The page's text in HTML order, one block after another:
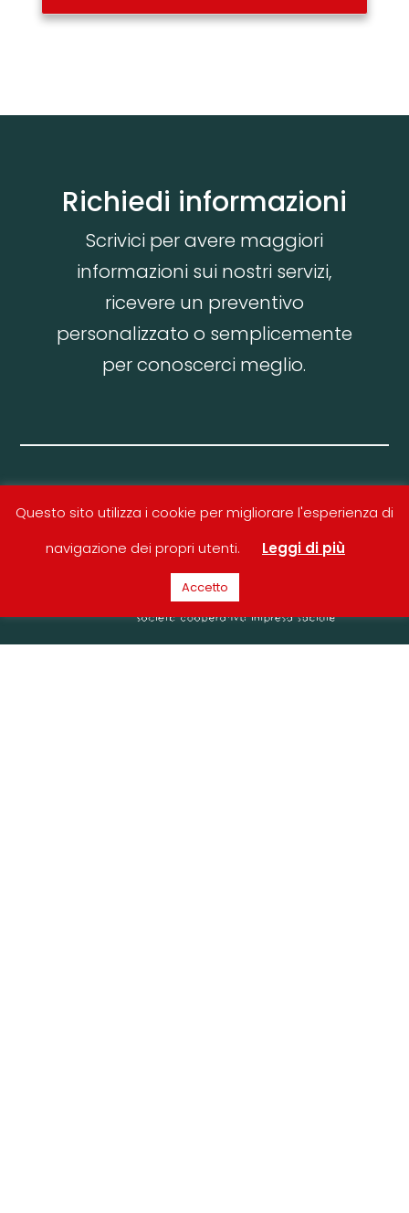
Richiedi informazioni
Scrivici per avere maggiori
informazioni sui nostri servizi,
ricevere un preventivo
personalizzato o semplicemente
per conoscerci meglio.
Questo sito utilizza i cookie per migliorare l'esperienza di
navigazione dei propri utenti.
Leggi di più
Accetto